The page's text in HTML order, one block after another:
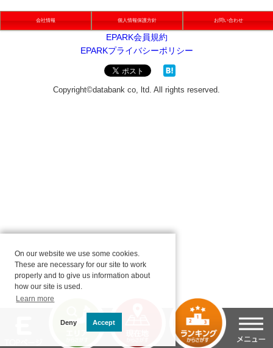
会社情報 個人情報保護方針 お問い合わせ
On our website we use some cookies.
These are necessary for our site to work
properly and to give us information about
how our site is used.
Learn more
Deny Accept